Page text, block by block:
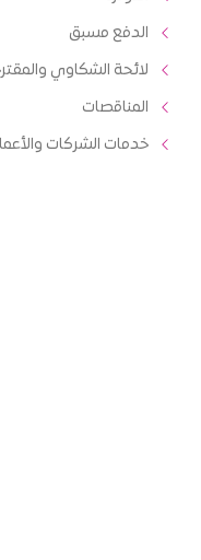
الدفع مسبق
لائحة الشكاوي
المناقصات
خدمات الشركات